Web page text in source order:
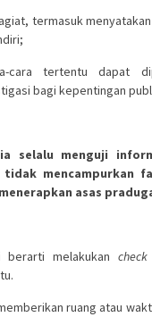
termasuk
cara tertentu dapat
bagi kepentingan
selalu menguji
tidak mencampurkan
asas
berarti melakukan
ruang atau